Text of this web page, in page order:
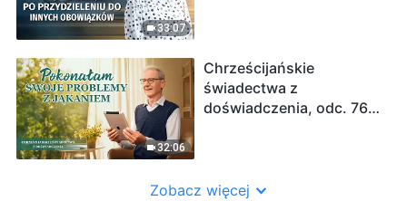
33:07
32:06
Chrześcijańskie
świadectwa z
doświadczenia, odc. 765:
Zobacz więcej